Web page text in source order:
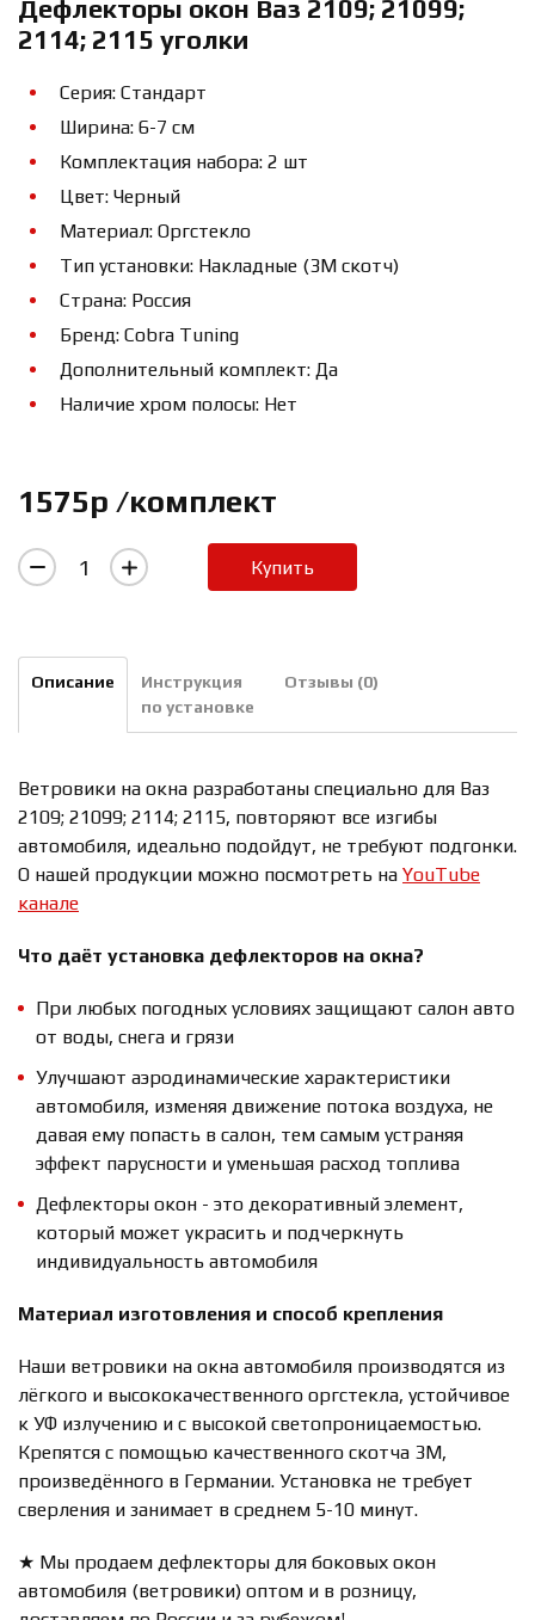
Дефлекторы окон Ваз 2109; 21099;
2114; 2115 уголки
Серия: Стандарт
Ширина: 6-7 см
Комплектация набора: 2 шт
Цвет: Черный
Материал: Оргстекло
Тип установки: Накладные (3М скотч)
Страна: Россия
Бренд: Cobra Tuning
Дополнительный комплект: Да
Наличие хром полосы: Нет
1575р /комплект
Купить
Описание
Инструкция
по установке
Отзывы (0)
Ветровики на окна разработаны специально для Ваз
2109; 21099; 2114; 2115, повторяют все изгибы
автомобиля, идеально подойдут, не требуют подгонки.
О нашей продукции можно посмотреть на YouTube
канале
Что даёт установка дефлекторов на окна?
При любых погодных условиях защищают салон авто
от воды, снега и грязи
Улучшают аэродинамические характеристики
автомобиля, изменяя движение потока воздуха, не
давая ему попасть в салон, тем самым устраняя
эффект парусности и уменьшая расход топлива
Дефлекторы окон - это декоративный элемент,
который может украсить и подчеркнуть
индивидуальность автомобиля
Материал изготовления и способ крепления
Наши ветровики на окна автомобиля производятся из
лёгкого и высококачественного оргстекла, устойчивое
к УФ излучению и с высокой светопроницаемостью.
Крепятся с помощью качественного скотча 3М,
произведённого в Германии. Установка не требует
сверления и занимает в среднем 5-10 минут.
★ Мы продаем дефлекторы для боковых окон
автомобиля (ветровики) оптом и в розницу,